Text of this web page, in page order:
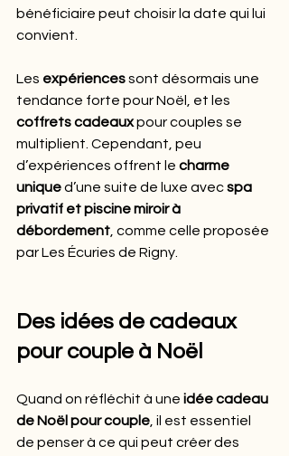
bénéficiaire peut choisir la date qui lui
convient.
Les expériences sont désormais une
tendance forte pour Noël, et les
coffrets cadeaux pour couples se
multiplient. Cependant, peu
d’expériences offrent le charme
unique d’une suite de luxe avec spa
privatif et piscine miroir à
débordement , comme celle proposée
par Les Écuries de Rigny.
Des idées de cadeaux
pour couple à Noël
Quand on réfléchit à une idée cadeau
de Noël pour couple , il est essentiel
de penser à ce qui peut créer des